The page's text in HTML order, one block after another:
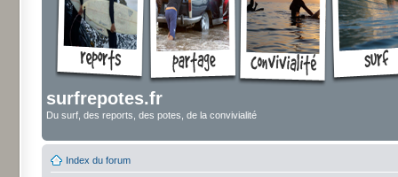
surfrepotes.fr
Du surf, des reports, des potes, de la convivialité
Index du forum